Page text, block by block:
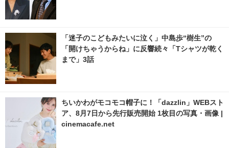
「迷子のこどもみたいに泣く」中島歩“樹生”の
「開けちゃうからね」に反響続々「Tシャツが乾く
まで」3話
ちいかわがモコモコ帽子に！「dazzlin」WEBスト
ア、8月7日から先行販売開始 1枚目の写真・画像 |
cinemacafe.net